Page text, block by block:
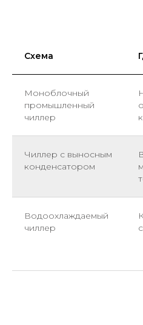
Схема
Моноблочный
промышленный
чиллер
Чиллер с выносным
конденсатором
Водоохлаждаемый
чиллер